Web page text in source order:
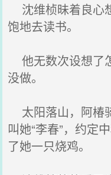
沈维桢昧着良心
饱地去读书。
他无数次设想了
没做。
太阳落山，阿椿
叫她“李春”，约定
了她一只烧鸡。